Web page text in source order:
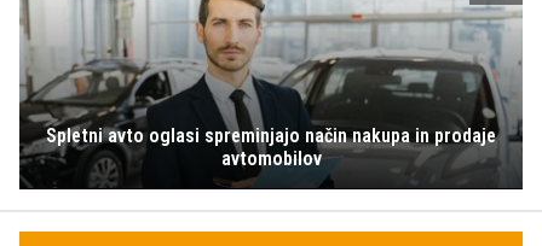
Spletni avto oglasi spreminjajo način nakupa in prodaje
avtomobilov